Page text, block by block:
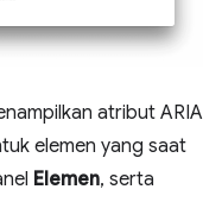
atribut ARIA
elemen yang saat
Elemen, serta